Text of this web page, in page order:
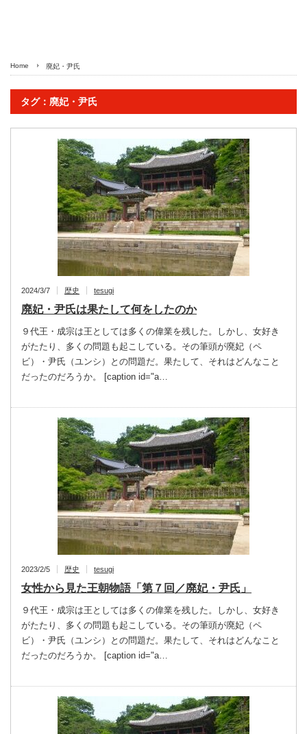
Home 廃妃・尹氏
タグ：廃妃・尹氏
2024/3/7 歴史 tesugi
廃妃・尹氏は果たして何をしたのか
９代王・成宗は王としては多くの偉業を残した。しかし、女好き
がたたり、多くの問題も起こしている。その筆頭が廃妃（ペ
ビ）・尹氏（ユンシ）との問題だ。果たして、それはどんなこと
だったのだろうか。 [caption id="a…
2023/2/5 歴史 tesugi
女性から見た王朝物語「第７回／廃妃・尹氏」
９代王・成宗は王としては多くの偉業を残した。しかし、女好き
がたたり、多くの問題も起こしている。その筆頭が廃妃（ペ
ビ）・尹氏（ユンシ）との問題だ。果たして、それはどんなこと
だったのだろうか。 [caption id="a…